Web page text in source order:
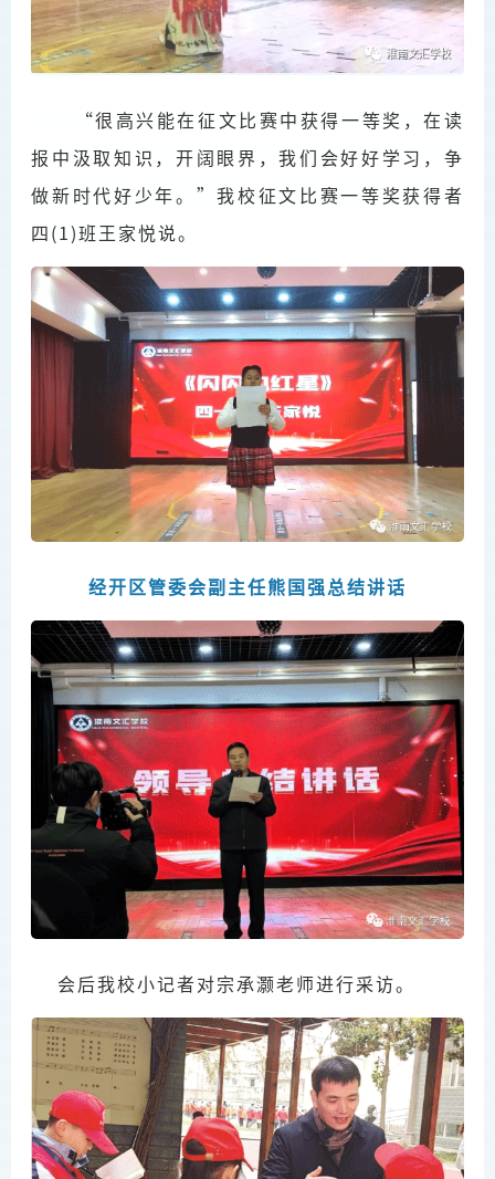
“很高兴能在征文比赛中获得一等奖，在读
报中汲取知识，开阔眼界，我们会好好学习，争
做新时代好少年。”我校征文比赛一等奖获得者
四(1)班王家悦说。
经开区管委会副主任熊国强总结讲话
会后我校小记者对宗承灏老师进行采访。